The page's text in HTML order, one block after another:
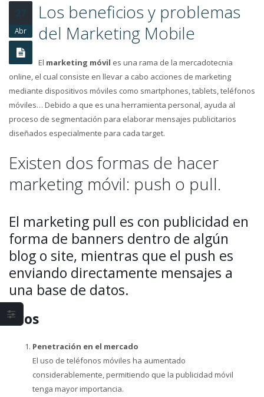
Abr
Los beneficios y problemas
del Marketing Mobile
El marketing móvil es una rama de la mercadotecnia
online, el cual consiste en llevar a cabo acciones de marketing
mediante dispositivos móviles como smartphones, tablets, teléfonos
móviles… Debido a que es una herramienta personal, ayuda al
proceso de segmentación para elaborar mensajes publicitarios
diseñados especialmente para cada target.
Existen dos formas de hacer
marketing móvil: push o pull.
El marketing pull es con publicidad en
forma de banners dentro de algún
blog o site, mientras que el push es
enviando directamente mensajes a
una base de datos.
Pros
Penetración en el mercado
El uso de teléfonos móviles ha aumentado
considerablemente, permitiendo que la publicidad móvil
tenga mayor importancia.
Estrategia en Social
Media y fases fundamentales
problemas del
Marketing Mobile